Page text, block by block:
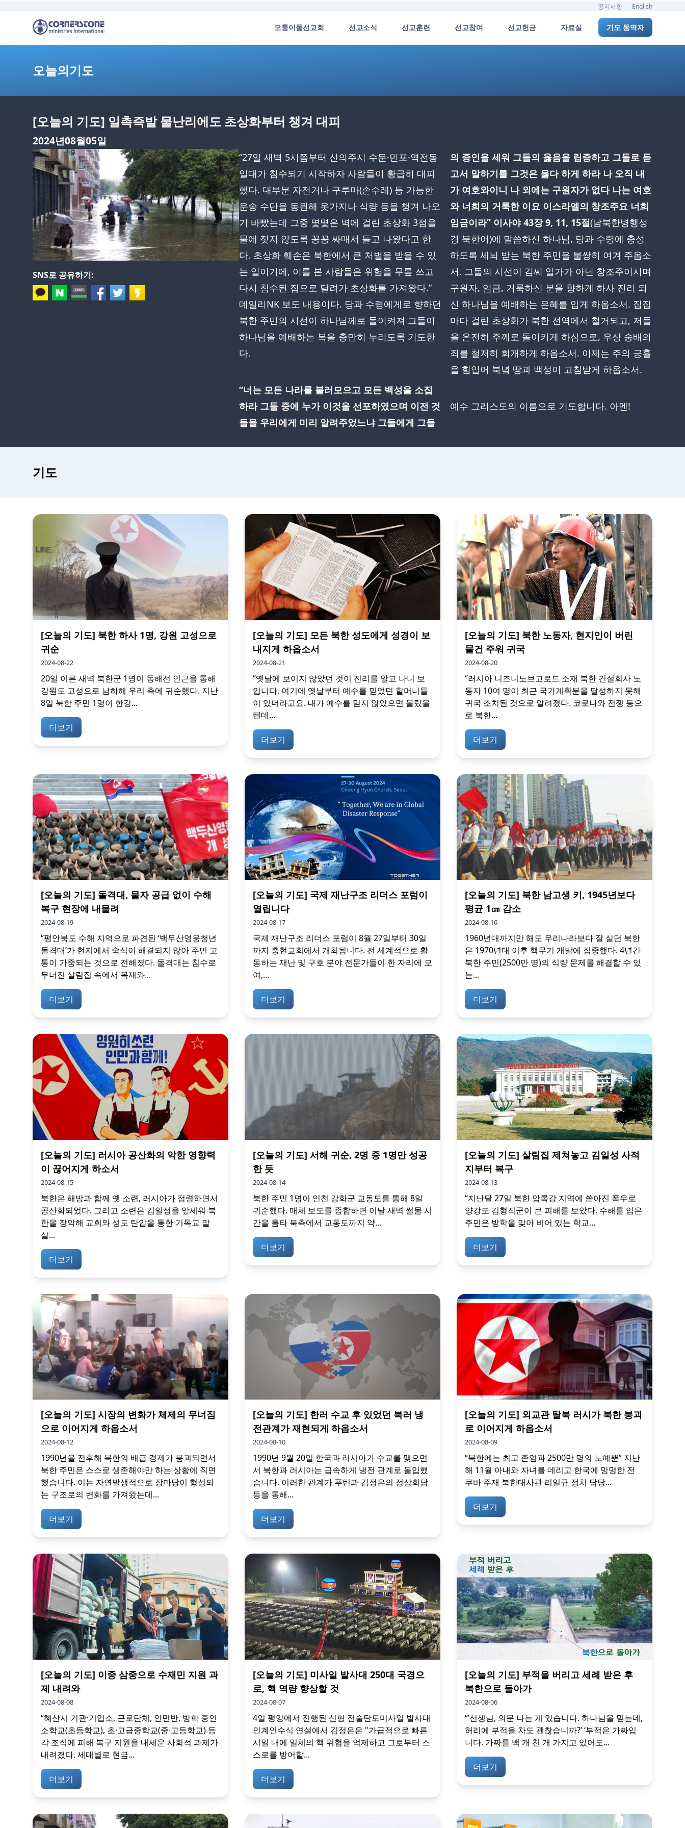
공지사항 English
모퉁이돌선교회 선교소식 선교훈련 선교참여 선교헌금 자료실 기도 동역자
오늘의기도
[오늘의 기도] 일촉즉발 물난리에도 초상화부터 챙겨 대피
2024년08월05일
SNS로 공유하기:
“27일 새벽 5시쯤부터 신의주시 수문·민포·역전동
일대가 침수되기 시작하자 사람들이 황급히 대피
했다. 대부분 자전거나 구루마(손수레) 등 가능한
운송 수단을 동원해 옷가지나 식량 등을 챙겨 나오
기 바빴는데 그중 몇몇은 벽에 걸린 초상화 3점을
물에 젖지 않도록 꽁꽁 싸매서 들고 나왔다고 한
다. 초상화 훼손은 북한에서 큰 처벌을 받을 수 있
는 일이기에, 이를 본 사람들은 위험을 무릎 쓰고
다시 침수된 집으로 달려가 초상화를 가져왔다.”
데일리NK 보도 내용이다. 당과 수령에게로 향하던
북한 주민의 시선이 하나님께로 돌이켜져 그들이
하나님을 예배하는 복을 충만히 누리도록 기도한
다.
“너는 모든 나라를 불러모으고 모든 백성을 소집
하라 그들 중에 누가 이것을 선포하였으며 이전 것
들을 우리에게 미리 알려주었느냐 그들에게 그들
의 증인을 세워 그들의 옳음을 립증하고 그들로 듣
고서 말하기를 그것은 옳다 하게 하라 나 오직 내
가 여호와이니 나 외에는 구원자가 없다 나는 여호
와 너희의 거룩한 이요 이스라엘의 창조주요 너희
임금이라” 이사야 43장 9, 11, 15절(남북한병행성
경 북한어)에 말씀하신 하나님, 당과 수령에 충성
하도록 세뇌 받는 북한 주민을 불쌍히 여겨 주옵소
서. 그들의 시선이 김씨 일가가 아닌 창조주이시며
구원자, 임금, 거룩하신 분을 향하게 하사 진리 되
신 하나님을 예배하는 은혜를 입게 하옵소서. 집집
마다 걸린 초상화가 북한 전역에서 철거되고, 저들
을 온전히 주께로 돌이키게 하심으로, 우상 숭배의
죄를 철저히 회개하게 하옵소서. 이제는 주의 긍휼
을 힘입어 북녘 땅과 백성이 고침받게 하옵소서.
예수 그리스도의 이름으로 기도합니다. 아멘!
기도
[오늘의 기도] 북한 하사 1명, 강원 고성으로
귀순
2024-08-22
20일 이른 새벽 북한군 1명이 동해선 인근을 통해
강원도 고성으로 남하해 우리 측에 귀순했다. 지난
8일 북한 주민 1명이 한강...
더보기
[오늘의 기도] 모든 북한 성도에게 성경이 보
내지게 하옵소서
2024-08-21
“옛날에 보이지 않았던 것이 진리를 알고 나니 보
입니다. 여기에 옛날부터 예수를 믿었던 할머니들
이 있더라고요. 내가 예수를 믿지 않았으면 몰랐을
텐데...
더보기
[오늘의 기도] 북한 노동자, 현지인이 버린
물건 주워 귀국
2024-08-20
“러시아 니즈니노브고로드 소재 북한 건설회사 노
동자 10여 명이 최근 국가계획분을 달성하지 못해
귀국 조치된 것으로 알려졌다. 코로나와 전쟁 등으
로 북한...
더보기
[오늘의 기도] 돌격대, 물자 공급 없이 수해
복구 현장에 내몰려
2024-08-19
“평안북도 수해 지역으로 파견된 ‘백두산영웅청년
돌격대’가 현지에서 숙식이 해결되지 않아 주민 고
통이 가중되는 것으로 전해졌다. 돌격대는 침수로
무너진 살림집 속에서 목재와...
더보기
[오늘의 기도] 국제 재난구조 리더스 포럼이
열립니다
2024-08-17
국제 재난구조 리더스 포럼이 8월 27일부터 30일
까지 충현교회에서 개최됩니다. 전 세계적으로 활
동하는 재난 및 구호 분야 전문가들이 한 자리에 모
여,...
더보기
[오늘의 기도] 북한 남고생 키, 1945년보다
평균 1㎝ 감소
2024-08-16
1960년대까지만 해도 우리나라보다 잘 살던 북한
은 1970년대 이후 핵무기 개발에 집중했다. 4년간
북한 주민(2500만 명)의 식량 문제를 해결할 수 있
는...
더보기
[오늘의 기도] 러시아 공산화의 악한 영향력
이 끊어지게 하소서
2024-08-15
북한은 해방과 함께 옛 소련, 러시아가 점령하면서
공산화되었다. 그리고 소련은 김일성을 앞세워 북
한을 장악해 교회와 성도 탄압을 통한 기독교 말
살...
더보기
[오늘의 기도] 서해 귀순, 2명 중 1명만 성공
한 듯
2024-08-14
북한 주민 1명이 인천 강화군 교동도를 통해 8일
귀순했다. 매체 보도를 종합하면 이날 새벽 썰물 시
간을 틈타 북측에서 교동도까지 약...
더보기
[오늘의 기도] 살림집 제쳐놓고 김일성 사적
지부터 복구
2024-08-13
“지난달 27일 북한 압록강 지역에 쏟아진 폭우로
양강도 김형직군이 큰 피해를 보았다. 수해를 입은
주민은 방학을 맞아 비어 있는 학교...
더보기
[오늘의 기도] 시장의 변화가 체제의 무너짐
으로 이어지게 하옵소서
2024-08-12
1990년을 전후해 북한의 배급 경제가 붕괴되면서
북한 주민은 스스로 생존해야만 하는 상황에 직면
했습니다. 이는 자연발생적으로 장마당이 형성되
는 구조로의 변화를 가져왔는데...
더보기
[오늘의 기도] 한러 수교 후 있었던 북러 냉
전관계가 재현되게 하옵소서
2024-08-10
1990년 9월 20일 한국과 러시아가 수교를 맺으면
서 북한과 러시아는 급속하게 냉전 관계로 돌입했
습니다. 이러한 관계가 푸틴과 김정은의 정상회담
등을 통해...
더보기
[오늘의 기도] 외교관 탈북 러시가 북한 붕괴
로 이어지게 하옵소서
2024-08-09
“북한에는 최고 존엄과 2500만 명의 노예뿐” 지난
해 11월 아내와 자녀를 데리고 한국에 망명한 전
쿠바 주재 북한대사관 리일규 정치 담당...
더보기
[오늘의 기도] 이중 삼중으로 수재민 지원 과
제 내려와
2024-08-08
“혜산시 기관·기업소, 근로단체, 인민반, 방학 중인
소학교(초등학교), 초·고급중학교(중·고등학교) 등
각 조직에 피해 복구 지원을 내세운 사회적 과제가
내려졌다. 세대별로 현금...
더보기
[오늘의 기도] 미사일 발사대 250대 국경으
로, 핵 역량 향상할 것
2024-08-07
4일 평양에서 진행된 신형 전술탄도미사일 발사대
인계인수식 연설에서 김정은은 "가급적으로 빠른
시일 내에 일체의 핵 위협을 억제하고 그로부터 스
스로를 방어할...
더보기
[오늘의 기도] 부적을 버리고 세례 받은 후
북한으로 돌아가
2024-08-06
“’선생님, 의문 나는 게 있습니다. 하나님을 믿는데,
허리에 부적을 차도 괜찮습니까?’ ‘부적은 가짜입
니다. 가짜를 백 개 천 개 가지고 있어도...
더보기